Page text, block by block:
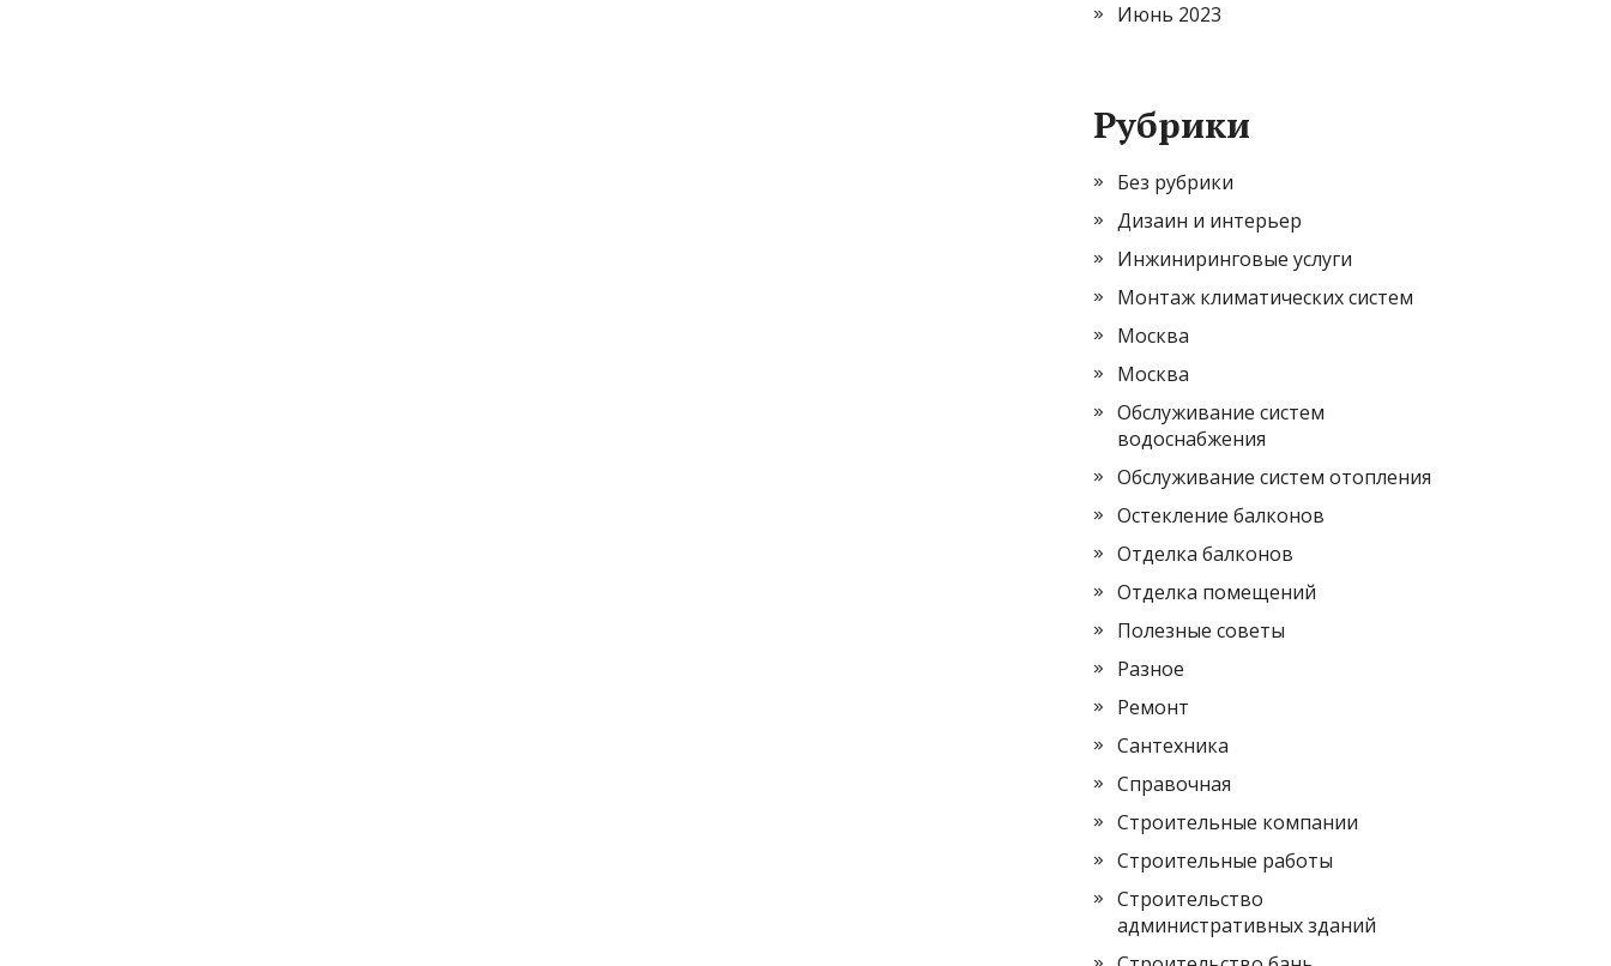
Июнь 2023
Рубрики
Без рубрики
Дизаин и интерьер
Инжиниринговые услуги
Монтаж климатических систем
Москва
Москва
Обслуживание систем
водоснабжения
Обслуживание систем отопления
Остекление балконов
Отделка балконов
Отделка помещений
Полезные советы
Разное
Ремонт
Сантехника
Справочная
Строительные компании
Строительные работы
Строительство
административных зданий